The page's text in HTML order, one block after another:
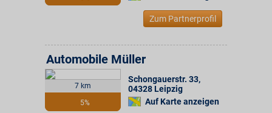
Zum Partnerprofil
7 km
5%
Automobile Müller
Schongauerstr. 33,
04328 Leipzig
Auf Karte anzeigen